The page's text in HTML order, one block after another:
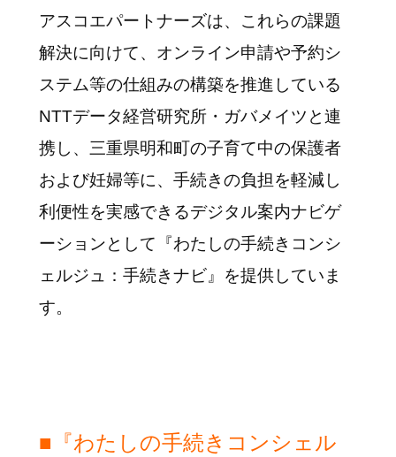
アスコエパートナーズは、これらの課題
解決に向けて、オンライン申請や予約シ
ステム等の仕組みの構築を推進している
NTTデータ経営研究所・ガバメイツと連
携し、三重県明和町の子育て中の保護者
および妊婦等に、手続きの負担を軽減し
利便性を実感できるデジタル案内ナビゲ
ーションとして『わたしの手続きコンシ
ェルジュ：手続きナビ』を提供していま
す。
■『わたしの手続きコンシェル